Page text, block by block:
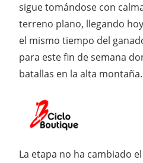
sigue tomándose con
terreno plano, llegando
el mismo tiempo del
para este fin de semana
batallas en la alta montaña.
La etapa no ha cambiado